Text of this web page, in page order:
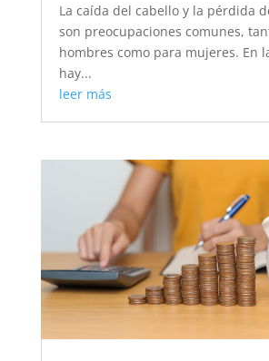
La caída del cabello y la pérdida
son preocupaciones comunes,
hombres como para mujeres. En
hay...
leer más